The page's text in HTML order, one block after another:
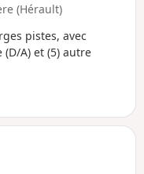
(Hérault)
pistes, avec
A) et (5) autre